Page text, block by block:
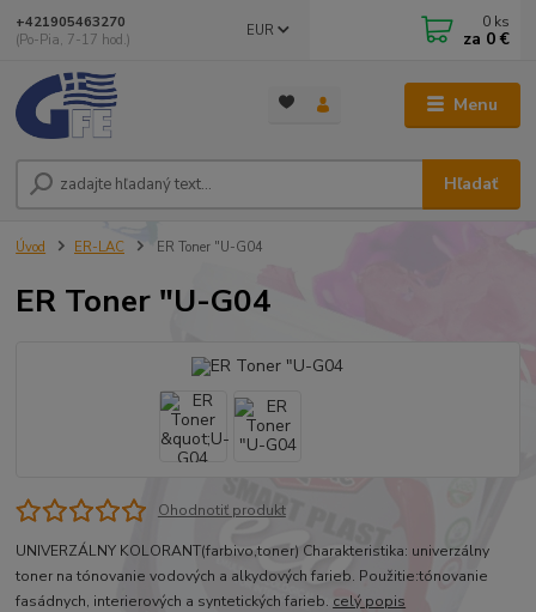
Menu
EUR
Hľadať
+421905463270
(Po-Pia, 7-17 hod.)
0 ks
za 0 €
Úvod ER-LAC ER Toner "U-G04
ER Toner "U-G04
Ohodnotiť produkt
UNIVERZÁLNY KOLORANT(farbivo,toner) Charakteristika: univerzálny
toner na tónovanie vodových a alkydových farieb. Použitie:tónovanie
fasádnych, interierových a syntetických farieb. celý popis